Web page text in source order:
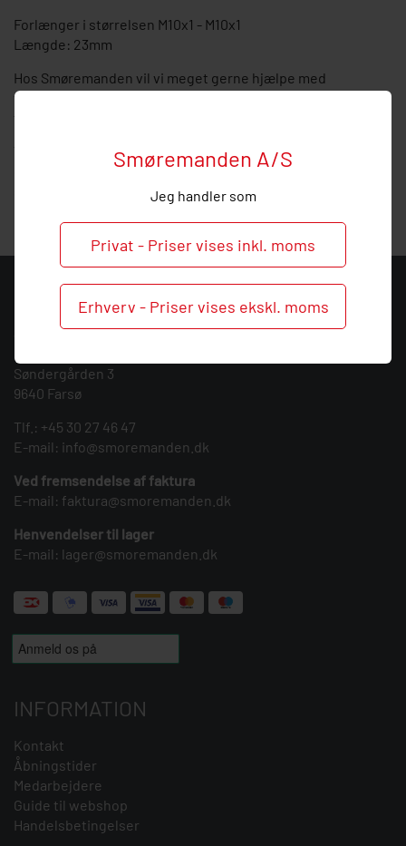
Smøremanden A/S
Jeg handler som
Privat - Priser vises inkl. moms
Erhverv - Priser vises ekskl. moms
Forlænger i størrelsen M10x1 - M10x1
Længde: 23mm
Hos Smøremanden vil vi meget gerne hjælpe med
vejledning, så
Vi tilbyder alt indenfor service af smøresystemer og kan
give dig en kompetent rådgivning indenfor installation og
service af centralsmøring.
KONTAKT
Smøremanden A/S
Søndergården 3
9640 Farsø
Tlf.: +45 30 27 46 47
E-mail: info@smoremanden.dk
Ved fremsendelse af faktura
E-mail: faktura@smoremanden.dk
Henvendelser til lager
E-mail: lager@smoremanden.dk
INFORMATION
Kontakt
Åbningstider
Medarbejdere
Guide til webshop
Handelsbetingelser